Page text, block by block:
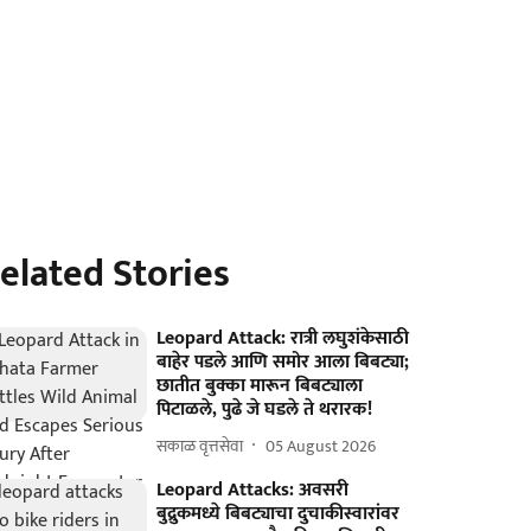
Stories
Leopard Attack: रात्री लघुशंकेसाठी
बाहेर पडले आणि समोर आला बिबट्या;
छातीत बुक्का मारून बिबट्याला
पिटाळले, पुढे जे घडले ते थरारक!
सकाळ वृत्तसेवा 05 August 2026
Leopard Attacks: अवसरी
बुद्रुकमध्ये बिबट्याचा दुचाकीस्वारांवर